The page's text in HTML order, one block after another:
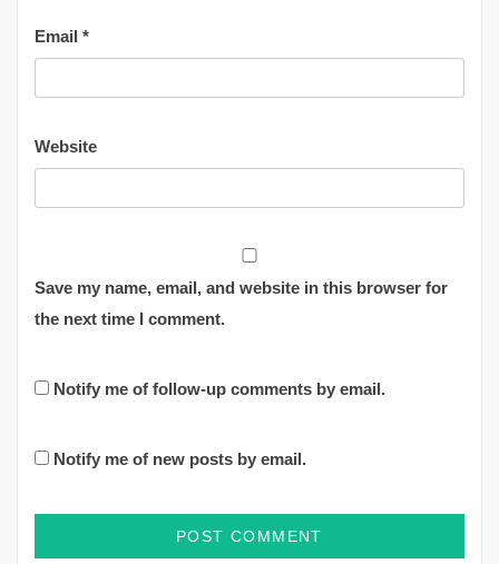
Email *
Website
Save my name, email, and website in this browser for
the next time I comment.
Notify me of follow-up comments by email.
Notify me of new posts by email.